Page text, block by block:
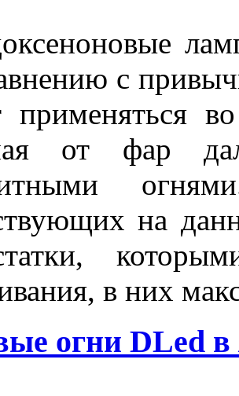
с
применяться
от фар
на
в них
огни DLed в